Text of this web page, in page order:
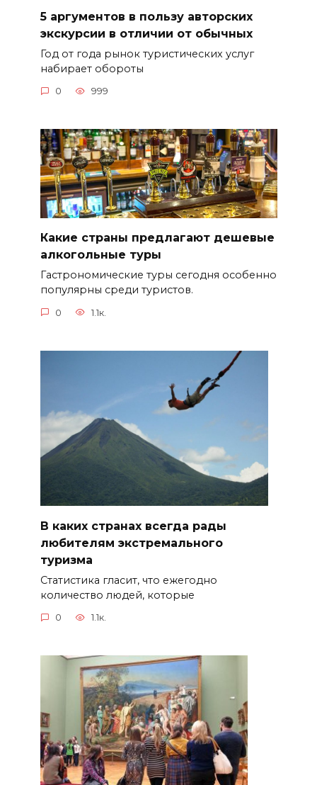
5 аргументов в пользу авторских
экскурсии в отличии от обычных
Год от года рынок туристических услуг
набирает обороты
0 999
Какие страны предлагают дешевые
алкогольные туры
Гастрономические туры сегодня особенно
популярны среди туристов.
0 1.1к.
В каких странах всегда рады
любителям экстремального
туризма
Статистика гласит, что ежегодно
количество людей, которые
0 1.1к.